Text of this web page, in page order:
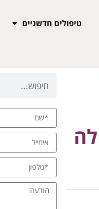
טיפולים חדשניים